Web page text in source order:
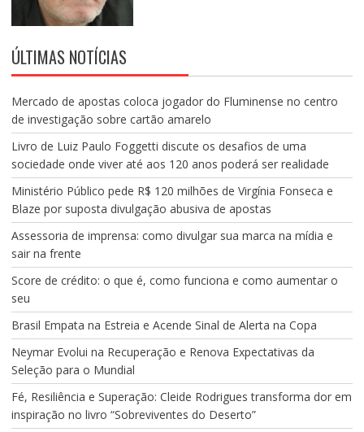
ÚLTIMAS NOTÍCIAS
Mercado de apostas coloca jogador do Fluminense no centro
de investigação sobre cartão amarelo
Livro de Luiz Paulo Foggetti discute os desafios de uma
sociedade onde viver até aos 120 anos poderá ser realidade
Ministério Público pede R$ 120 milhões de Virgínia Fonseca e
Blaze por suposta divulgação abusiva de apostas
Assessoria de imprensa: como divulgar sua marca na mídia e
sair na frente
Score de crédito: o que é, como funciona e como aumentar o
seu
Brasil Empata na Estreia e Acende Sinal de Alerta na Copa
Neymar Evolui na Recuperação e Renova Expectativas da
Seleção para o Mundial
Fé, Resiliência e Superação: Cleide Rodrigues transforma dor em
inspiração no livro “Sobreviventes do Deserto”